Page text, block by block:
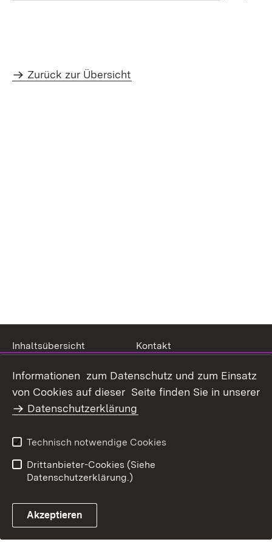
Zurück zur Übersicht
Inhaltsübersicht
Kontakt
Barrierefreiheit
Benutzungshinweise
Impressum
Informationen zum Datenschutz und zum Einsatz
von Cookies auf dieser Seite finden Sie in unserer
Datenschutzerklärung
Technisch notwendige Cookies
Drittanbieter-Cookies (Siehe
Datenschutzerklärung.)
Akzeptieren